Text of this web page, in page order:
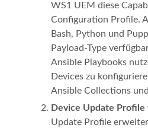
WS1 UEM diese
Configuration Profile.
Bash, Python und
Payload-Type
Ansible Playbooks
Devices zu
Ansible Collections
Device Update Profile
Update Profile